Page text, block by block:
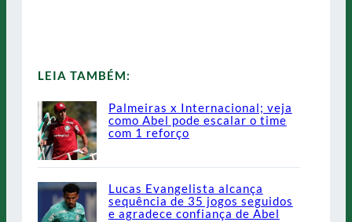
LEIA TAMBÉM:
Palmeiras x Internacional; veja
como Abel pode escalar o time
com 1 reforço
Lucas Evangelista alcança
sequência de 35 jogos seguidos
e agradece confiança de Abel